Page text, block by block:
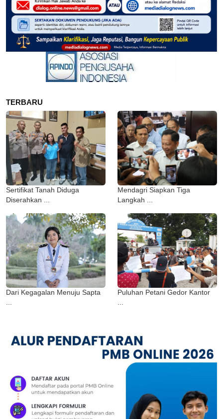
TERBARU
Sertifikat Tanah Diduga
Diserahkan ...
Mendagri Siapkan Tiga
Langkah ...
Dari Kegagalan Menuju Sapta
Puluhan Petani Gedor Kantor